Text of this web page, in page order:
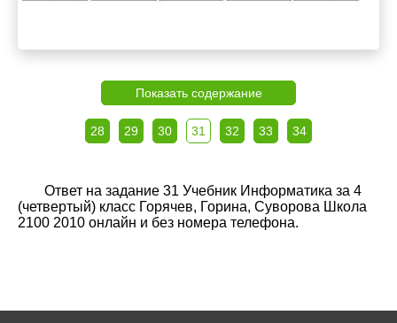
Показать содержание
28 29 30 31 32 33 34
Ответ на задание 31 Учебник Информатика за 4
(четвертый) класс Горячев, Горина, Суворова Школа
2100 2010 онлайн и без номера телефона.